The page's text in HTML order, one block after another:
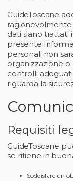
GuideToscane
ragionevolmente
dati siano trattati
presente
personali non
organizzazione
controlli
riguarda la
Requisiti
GuideToscane
se ritiene in
Soddisfare un